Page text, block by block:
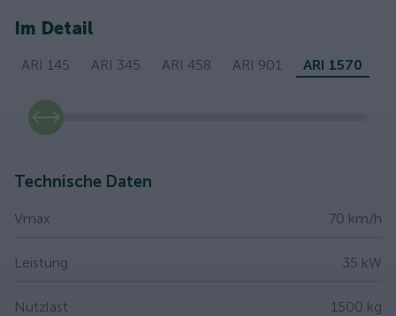
Im Detail
ARI 145 ARI 345 ARI 458 ARI 901 ARI 1570
Technische Daten
Vmax 70 km/h
Leistung 35 kW
Nutzlast 1500 kg